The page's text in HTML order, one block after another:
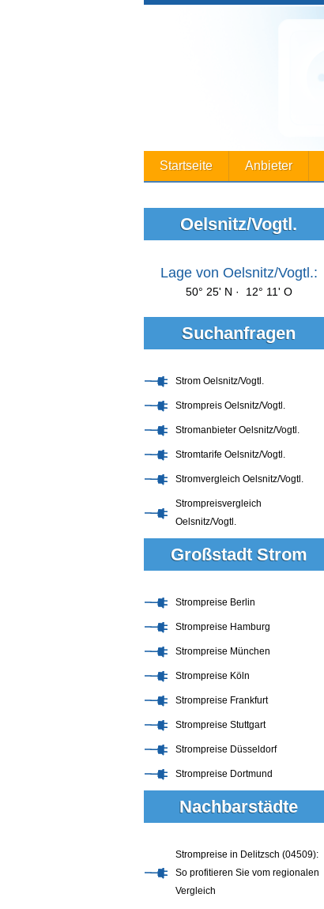
Startseite Anbieter
Oelsnitz/Vogtl.
Lage von Oelsnitz/Vogtl.:
50° 25' N · 12° 11' O
Suchanfragen
Strom Oelsnitz/Vogtl.
Strompreis Oelsnitz/Vogtl.
Stromanbieter Oelsnitz/Vogtl.
Stromtarife Oelsnitz/Vogtl.
Stromvergleich Oelsnitz/Vogtl.
Strompreisvergleich
Oelsnitz/Vogtl.
Großstadt Strom
Strompreise Berlin
Strompreise Hamburg
Strompreise München
Strompreise Köln
Strompreise Frankfurt
Strompreise Stuttgart
Strompreise Düsseldorf
Strompreise Dortmund
Nachbarstädte
Strompreise in Delitzsch (04509):
So profitieren Sie vom regionalen
Vergleich